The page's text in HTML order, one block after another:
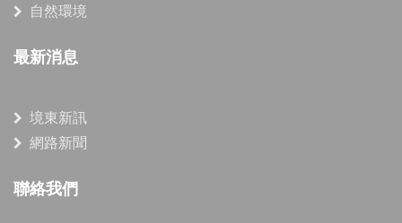
自然環境
最新消息
境東新訊
網路新聞
聯絡我們